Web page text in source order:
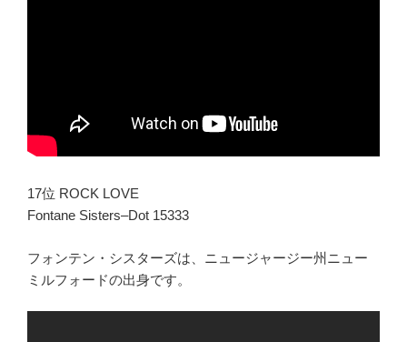
17位 ROCK LOVE
Fontane Sisters–Dot 15333
フォンテン・シスターズは、ニュージャージー州ニュー
ミルフォードの出身です。